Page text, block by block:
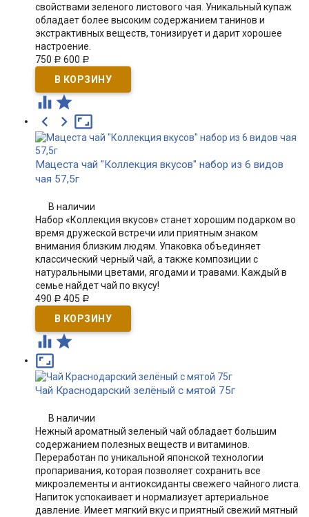
свойствами зеленого листового чая. Уникальный купаж
обладает более высоким содержанием танинов и
экстрактивных веществ, тонизирует и дарит хорошее
настроение.
750 Р 600 Р
 

 
Мацеста чай "Коллекция вкусов" набор из 6 видов
чая 57,5г
В наличии
Набор «Коллекция вкусов» станет хорошим подарком во
время дружеской встречи или приятным знаком
внимания близким людям. Упаковка объединяет
классический черный чай, а также композиции с
натуральными цветами, ягодами и травами. Каждый в
семье найдет чай по вкусу!
490 Р 405 Р
 

Чай Краснодарский зелёный с мятой 75г
В наличии
Нежный ароматный зеленый чай обладает большим
содержанием полезных веществ и витаминов.
Переработан по уникальной японской технологии
пропаривания, которая позволяет сохранить все
микроэлементы и антиоксиданты свежего чайного листа.
Напиток успокаивает и нормализует артериальное
давление. Имеет мягкий вкус и приятный свежий мятный